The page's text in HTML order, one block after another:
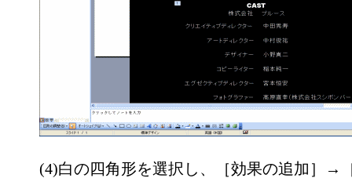
(4)白の四角形を選択し、［効果の追加］→